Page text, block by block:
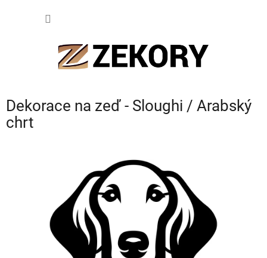
Dekorace na zeď - Sloughi / Arabský
chrt